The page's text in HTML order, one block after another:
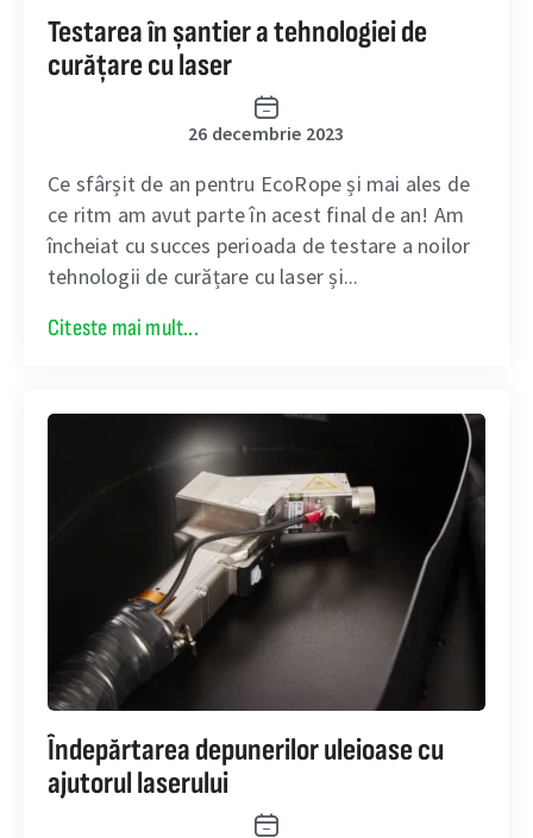
Testarea în șantier a tehnologiei de
curățare cu laser
26 decembrie 2023
Ce sfârșit de an pentru EcoRope și mai ales de
ce ritm am avut parte în acest final de an! Am
încheiat cu succes perioada de testare a noilor
tehnologii de curățare cu laser și...
Citeste mai mult...
Îndepărtarea depunerilor uleioase cu
ajutorul laserului